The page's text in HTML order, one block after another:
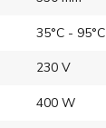
35°C - 95°C
230 V
400 W